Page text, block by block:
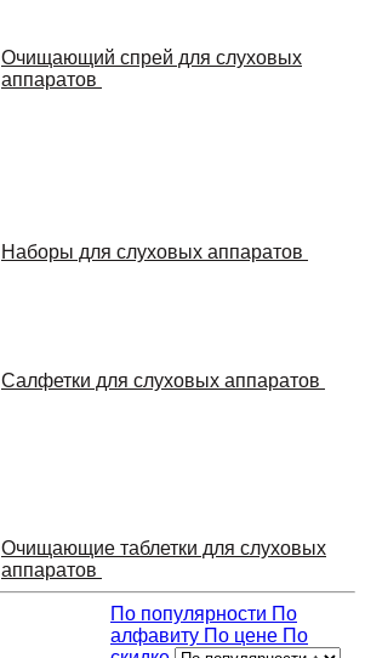
Очищающий спрей для слуховых
аппаратов
Наборы для слуховых аппаратов
Салфетки для слуховых аппаратов
Очищающие таблетки для слуховых
аппаратов
По популярности По
алфавиту По цене По